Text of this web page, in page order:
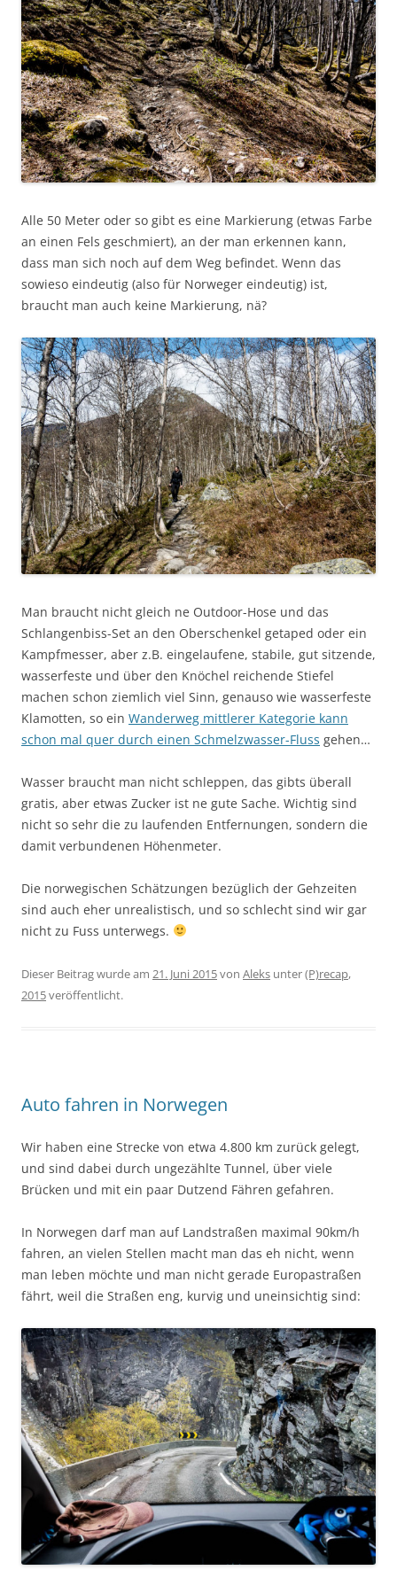
Alle 50 Meter oder so gibt es eine Markierung (etwas Farbe
an einen Fels geschmiert), an der man erkennen kann,
dass man sich noch auf dem Weg befindet. Wenn das
sowieso eindeutig (also für Norweger eindeutig) ist,
braucht man auch keine Markierung, nä?
Man braucht nicht gleich ne Outdoor-Hose und das
Schlangenbiss-Set an den Oberschenkel getaped oder ein
Kampfmesser, aber z.B. eingelaufene, stabile, gut sitzende,
wasserfeste und über den Knöchel reichende Stiefel
machen schon ziemlich viel Sinn, genauso wie wasserfeste
Klamotten, so ein Wanderweg mittlerer Kategorie kann
schon mal quer durch einen Schmelzwasser-Fluss gehen…
Wasser braucht man nicht schleppen, das gibts überall
gratis, aber etwas Zucker ist ne gute Sache. Wichtig sind
nicht so sehr die zu laufenden Entfernungen, sondern die
damit verbundenen Höhenmeter.
Die norwegischen Schätzungen bezüglich der Gehzeiten
sind auch eher unrealistisch, und so schlecht sind wir gar
nicht zu Fuss unterwegs.
Dieser Beitrag wurde am 21. Juni 2015von Aleks unter(P)recap,
2015veröffentlicht.
Auto fahren in Norwegen
Wir haben eine Strecke von etwa 4.800 km zurück gelegt,
und sind dabei durch ungezählte Tunnel, über viele
Brücken und mit ein paar Dutzend Fähren gefahren.
In Norwegen darf man auf Landstraßen maximal 90km/h
fahren, an vielen Stellen macht man das eh nicht, wenn
man leben möchte und man nicht gerade Europastraßen
fährt, weil die Straßen eng, kurvig und uneinsichtig sind: